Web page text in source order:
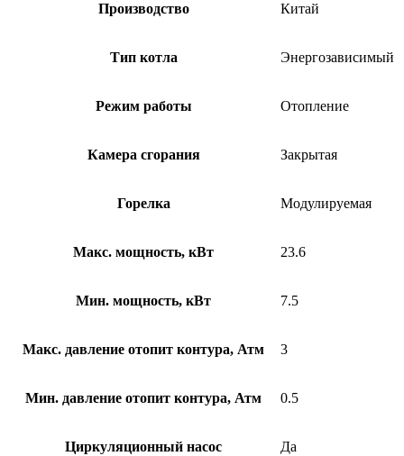
Производство Китай
Тип котла Энергозависимый
Режим работы Отопление
Камера сгорания Закрытая
Горелка Модулируемая
Макс. мощность, кВт 23.6
Мин. мощность, кВт 7.5
Макс. давление отопит контура, Атм 3
Мин. давление отопит контура, Атм 0.5
Циркуляционный насос Да